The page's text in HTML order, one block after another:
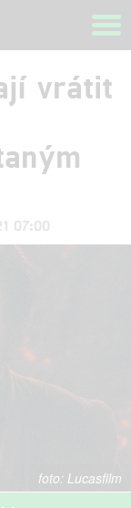
vrátit
07:00
Lucasfilm